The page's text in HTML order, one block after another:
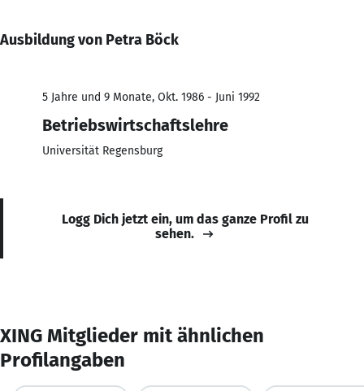
Ausbildung von Petra Böck
5 Jahre und 9 Monate, Okt. 1986 - Juni 1992
Betriebswirtschaftslehre
Universität Regensburg
Logg Dich jetzt ein, um das ganze Profil zu
sehen.
XING Mitglieder mit ähnlichen
Profilangaben